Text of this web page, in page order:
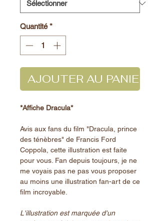
Quantité *
AJOUTER AU PANIER
*Affiche Dracula*
Avis aux fans du film "Dracula, prince
des ténèbres" de Francis Ford
Coppola, cette illustration est faite
pour vous. Fan depuis toujours, je ne
me voyais pas ne pas vous proposer
au moins une illustration fan-art de ce
film incroyable.
L'illustration est marquée d'un